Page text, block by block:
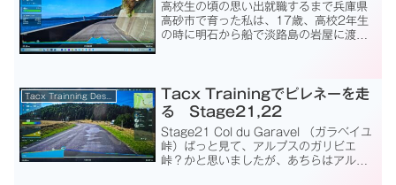
高校生の頃の思い出就職するまで兵庫県
高砂市で育った私は、17歳、高校2年生
の時に明石から船で淡路島の岩屋に渡
した。1976年10月1...
Tacx Trainingでピレネーを走
る Stage21,22
Stage21 Col du Garavel （ガラベイユ
峠）ぱっと見て、アルプスのガリビエ
峠？かと思いましたが、あちらはアルプ